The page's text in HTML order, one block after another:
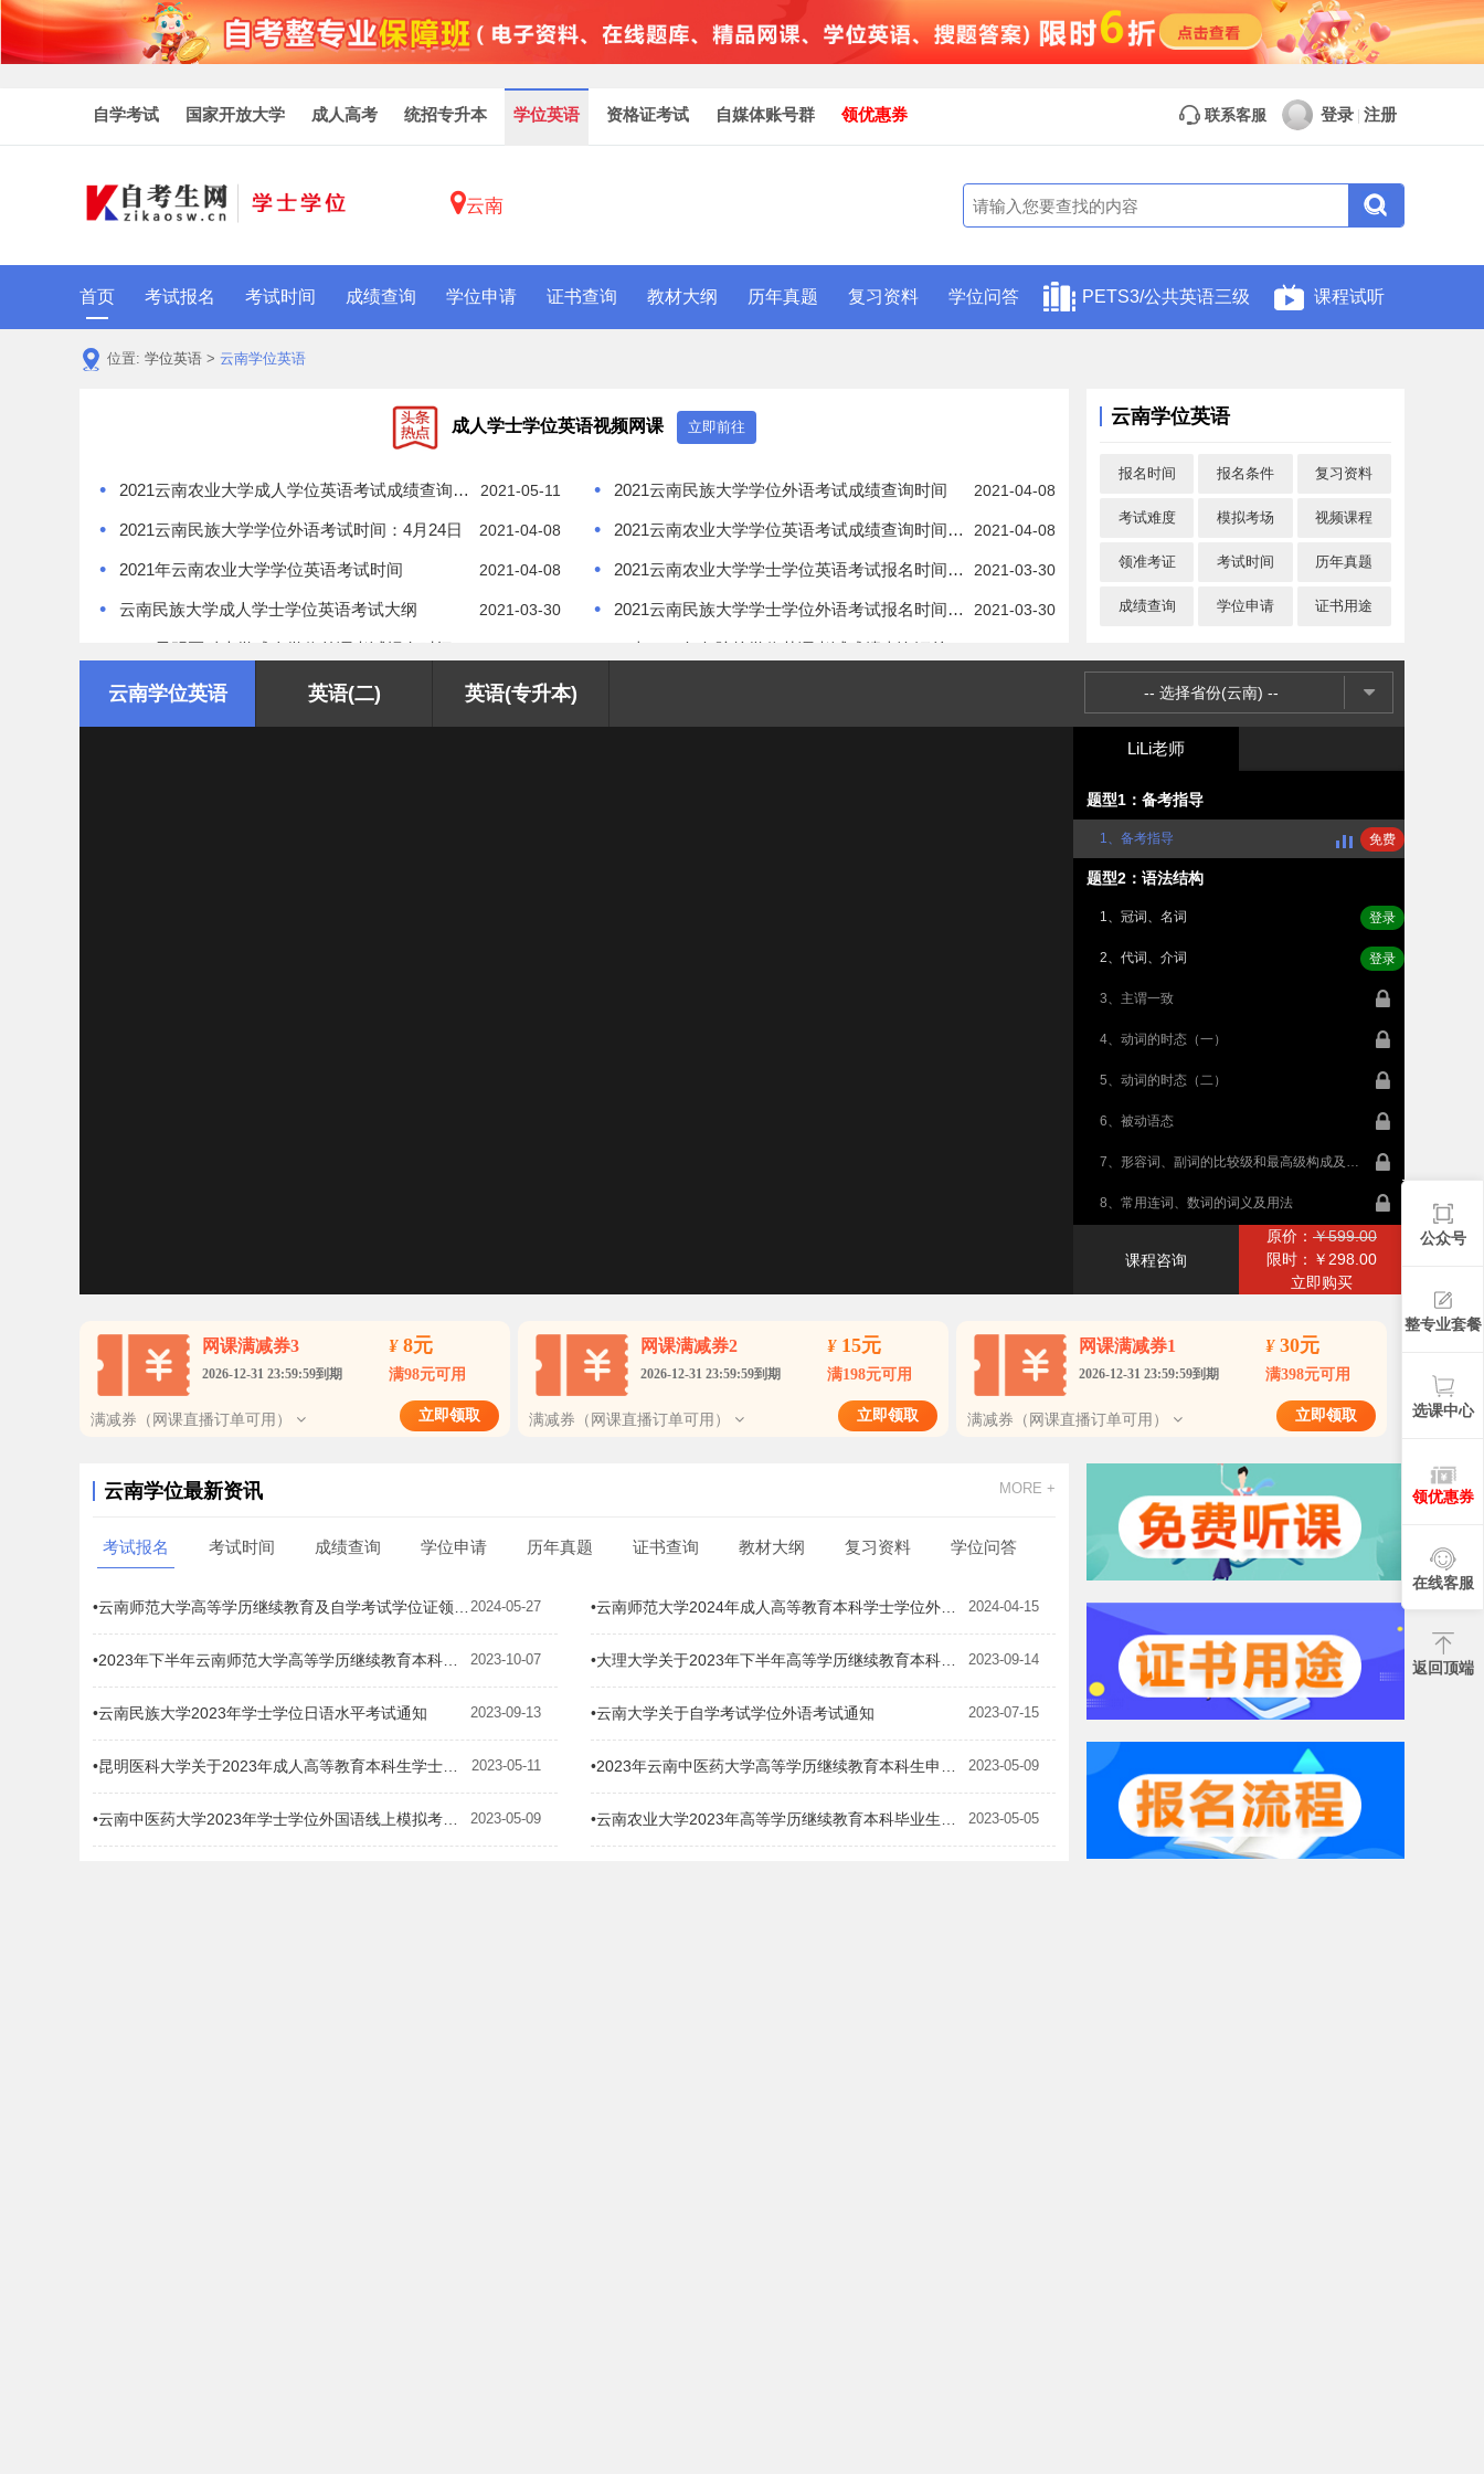
自学考试 国家开放大学 成人高考 统招专升本 学位英语 资格证考试 自媒体账号群 领优惠券 联系客服 登录 注册
云南
首页 考试报名 考试时间 成绩查询 学位申请 证书查询 教材大纲 历年真题 复习资料 学位问答 PETS3/公共英语三级 课程试听
位置: 学位英语 > 云南学位英语
成人学士学位英语视频网课 立即前往
• 2021云南农业大学成人学位英语考试成绩查询时间​5月上旬 2021-05-11 • 2021云南民族大学学位外语考试成绩查询时间 2021-04-08
• 2021云南民族大学学位外语考试时间：4月24日 2021-04-08 • 2021云南农业大学学位英语考试成绩查询时间：5月上旬 2021-04-08
• 2021年云南农业大学学位英语考试时间 2021-04-08 • 2021云南农业大学学士学位英语考试报名时间及报名须知 2021-03-30
• 云南民族大学成人学士学位英语考试大纲​ 2021-03-30 • 2021云南民族大学学士学位外语考试报名时间及报名须知 2021-03-30
云南2020年各院校学位英语考试成绩查询汇总
2020-02-26
云南学位英语
报名时间 报名条件 复习资料
考试难度 模拟考场 视频课程
领准考证 考试时间 历年真题
成绩查询 学位申请 证书用途
云南学位英语 英语(二) 英语(专升本) -- 选择省份(云南) --
LiLi老师
题型1：备考指导
1、备考指导 免费
题型2：语法结构
1、冠词、名词 登录
2、代词、介词 登录
3、主谓一致
4、动词的时态（一）
5、动词的时态（二）
6、被动语态
7、形容词、副词的比较级和最高级构成及用法
8、常用连词、数词的词义及用法
9、非谓语动词的构成及其用法
10、基本句型的结构及其用法（一）
12、各类从句的构成及其用法
13、各类从句的构成及其用法（二）
15、常用倒装句的结构及其用法
题型3：词汇用法
1、词汇
题型4：完形填空(情景对话)
1、完成对话（一）
2、完成对话（二）
1、阅读理解（一）
2、阅读理解（二）
3、阅读理解（三）
课程咨询
原价： ￥599.00
限时：￥298.00
立即购买
网课满减券3
2026-12-31 23:59:59到期
满减券（网课直播订单可用）
¥ 8元
满98元可用
立即领取
网课满减券2
2026-12-31 23:59:59到期
满减券（网课直播订单可用）
¥ 15元
满198元可用
立即领取
网课满减券1
2026-12-31 23:59:59到期
满减券（网课直播订单可用）
¥ 30元
满398元可用
立即领取
云南学位最新资讯 MORE +
考试报名 考试时间 成绩查询 学位申请 历年真题 证书查询 教材大纲 复习资料 学位问答
2024-05-27 2024-04-15
2023-10-07 2023-09-14
•云南民族大学2023年学士学位日语水平考试通知 2023-09-13 •云南大学关于自学考试学位外语考试通知 2023-07-15
2023-05-11 2023-05-09
2023-05-09 2023-05-05
公众号
整专业套餐
选课中心
领优惠券
在线客服
返回顶端